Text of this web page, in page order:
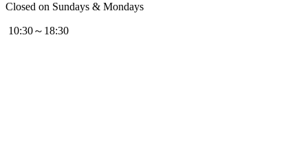
Closed on Sundays & Mondays
10:30～18:30